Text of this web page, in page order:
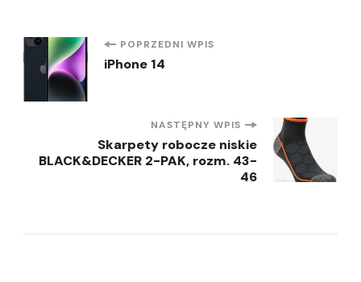
Nawigacja
wpisu
POPRZEDNI WPIS
iPhone 14
NASTĘPNY WPIS
Skarpety robocze niskie
BLACK&DECKER 2-PAK, rozm. 43-
46